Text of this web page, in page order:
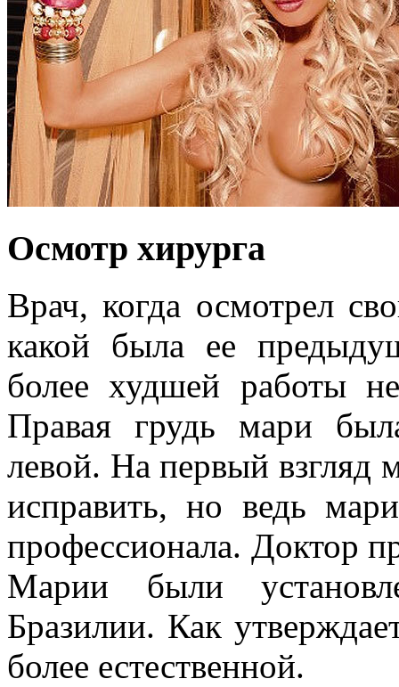
Осмотр хирурга
Врач, когда осмотрел
какой была ее
более худшей работы
Правая грудь мари
левой. На первый взгляд
исправить, но ведь
профессионала. Доктор
Марии были
Бразилии. Как
более естественной.